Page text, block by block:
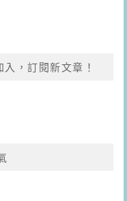
，訂閱新文章！